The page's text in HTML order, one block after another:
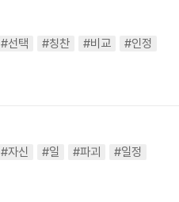
#선택 #칭찬 #비교
#인정
#자신 #일 #파괴
#일정